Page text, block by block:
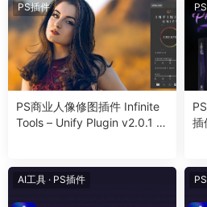
PS插件
PS商业人像修图插件 Infinite
Tools – Unify Plugin v2.0.1 fo
插
AI工具 · PS插件